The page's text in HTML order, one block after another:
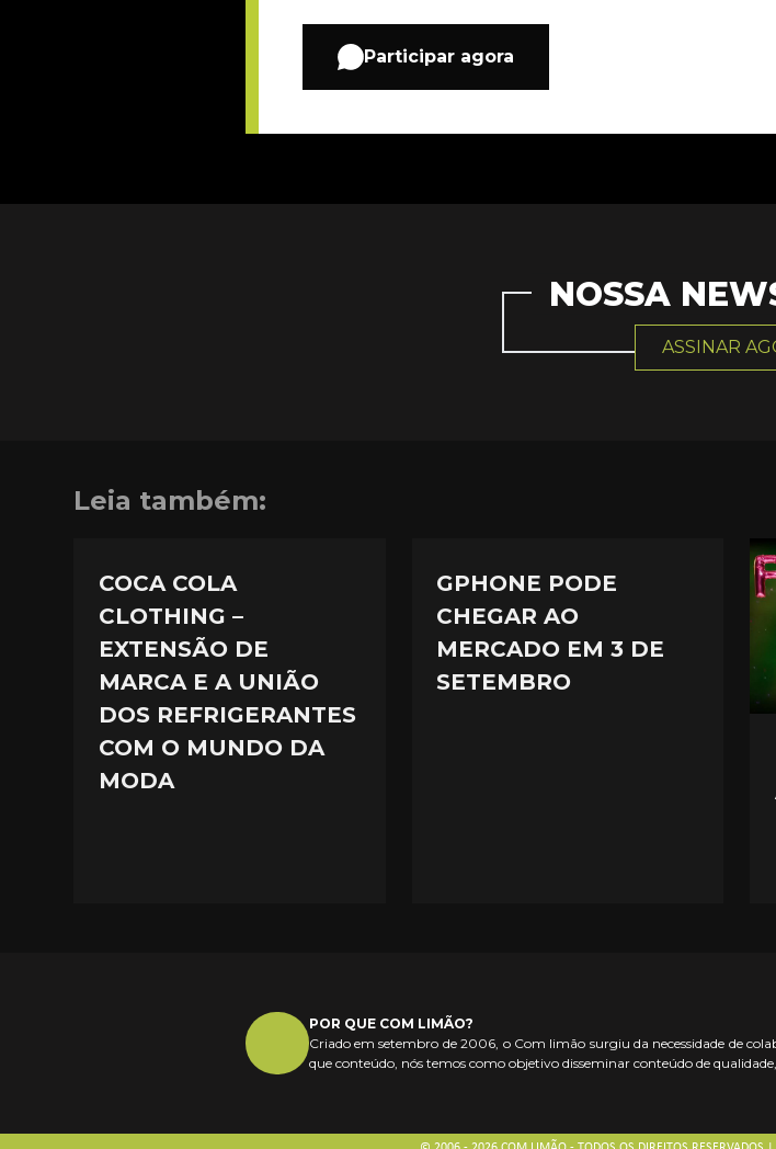
Participar agora
NOSSA
ASSINAR
Leia também:
COCA COLA
CLOTHING –
EXTENSÃO DE
MARCA E A UNIÃO
DOS REFRIGERANTES
COM O MUNDO DA
MODA
GPHONE PODE
CHEGAR AO
MERCADO EM 3 DE
SETEMBRO
POR QUE COM LIMÃO?
Criado em setembro de 2006, o Com limão surgiu da necessidade de
que conteúdo, nós temos como objetivo disseminar conteúdo de